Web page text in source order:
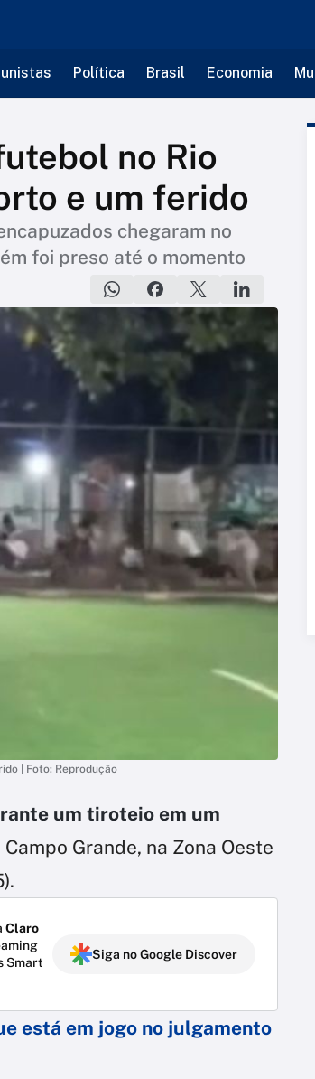
Política Brasil Economia
no Rio
e um ferido
chegaram no
foi preso até o momento
| Foto: Reprodução
um tiroteio em um
Grande, na Zona Oeste
Claro
Smart
Siga no Google Discover
está em jogo no julgamento